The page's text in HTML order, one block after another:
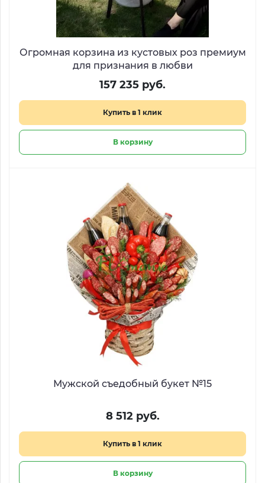
Огромная корзина из кустовых роз премиум
для признания в любви
157 235 руб.
Купить в 1 клик
В корзину
Мужской съедобный букет №15
8 512 руб.
Купить в 1 клик
В корзину